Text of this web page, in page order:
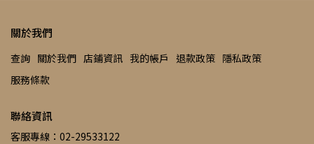
關於我們
查詢 關於我們 店鋪資訊 我的帳戶 退款政策 隱私政策
服務條款
聯絡資訊
客服專線：02-29533122